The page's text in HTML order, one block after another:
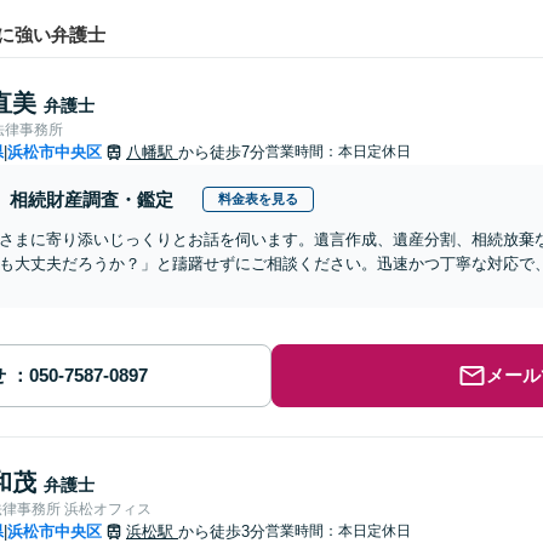
強い弁護士
美 弁護士
律事務所
|浜松市中央区 八幡駅 から徒歩7分営業時間：本日定休日
相続財産調査・鑑定 料金表を見る
まに寄り添いじっくりとお話を伺います。遺言作成、遺産分割、相続放
大丈夫だろうか？」と躊躇せずにご相談ください。迅速かつ丁寧な対応
メー
茂 弁護士
事務所 浜松オフィス
|浜松市中央区 浜松駅 から徒歩3分営業時間：本日定休日